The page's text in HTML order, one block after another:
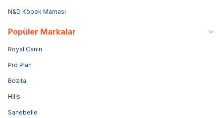
N&D Köpek Maması
Popüler Markalar
Royal Canin
Pro Plan
Bozita
Hills
Sanebelle